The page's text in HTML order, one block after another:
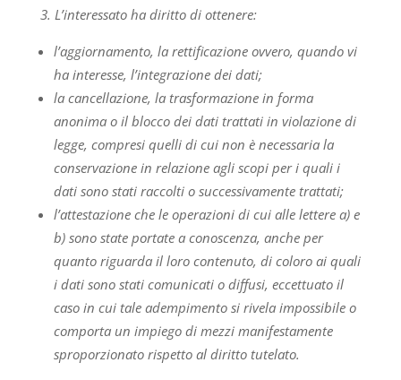
3. L’interessato ha diritto di ottenere:
l’aggiornamento, la rettificazione ovvero, quando vi
ha interesse, l’integrazione dei dati;
la cancellazione, la trasformazione in forma
anonima o il blocco dei dati trattati in violazione di
legge, compresi quelli di cui non è necessaria la
conservazione in relazione agli scopi per i quali i
dati sono stati raccolti o successivamente trattati;
l’attestazione che le operazioni di cui alle lettere a) e
b) sono state portate a conoscenza, anche per
quanto riguarda il loro contenuto, di coloro ai quali
i dati sono stati comunicati o diffusi, eccettuato il
caso in cui tale adempimento si rivela impossibile o
comporta un impiego di mezzi manifestamente
sproporzionato rispetto al diritto tutelato.